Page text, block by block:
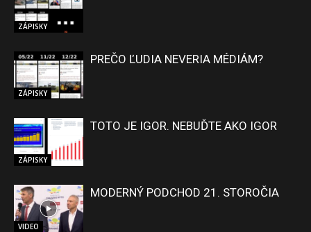
ZÁPISKY
ZÁPISKY
PREČO ĽUDIA NEVERIA MÉDIÁM?
ZÁPISKY
TOTO JE IGOR. NEBUĎTE AKO IGOR
VIDEO
MODERNÝ PODCHOD 21. STOROČIA